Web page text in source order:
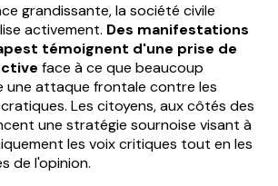
grandissante, la société civile
activement. Des manifestations
témoignent d'une prise de
face à ce que beaucoup
une attaque frontale contre les
Les citoyens, aux côtés des
une stratégie sournoise visant à
les voix critiques tout en les
de l'opinion.